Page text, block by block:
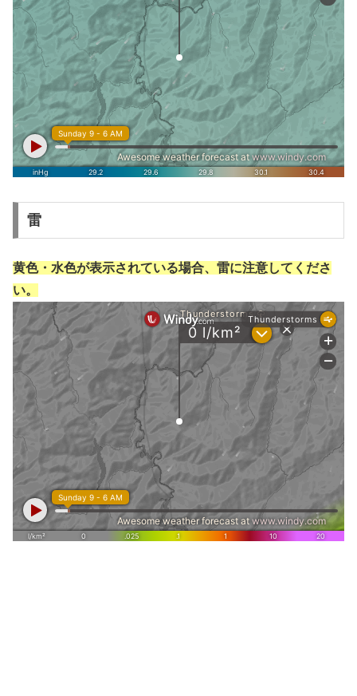
雷
黄色・水色が表示されている場合、雷に注意してくださ
い。